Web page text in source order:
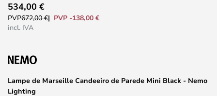
para
Galeria
imagens
Lampe de Marseille Candeeiro de Parede Mini Black - Nemo
Lighting
534,00 €
PVP672,00 €
PVP -138,00 €
incl. IVA